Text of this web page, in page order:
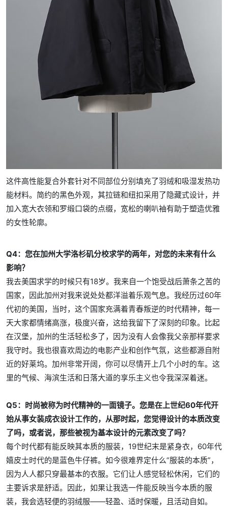
这件高性能复合外套针对不同部位分别填充了羽绒和吸湿发热功
能材料。简约的黑色外观，其拉链和纽扣采用了隐藏式设计，并
加入宽大衣领和罗缎口袋的点缀，宽松的喇叭袖有助于塑造优雅
的女性轮廓。
Q4：您在加州大学洛杉矶分校求学的两年，对您的未来有什么
影响？
我去美国求学的时候只有18岁。我来自一个饱受战后萧条之苦的
国家，因此加州对我来说处处都洋溢着乐观气息。我经历过60年
代初的美国，当时，这个国家充满着青春叛逆的时代精神，每一
天大家都情绪高涨，极度兴奋，这给我留下了深刻的印象。比起
在汉堡，加州的生活轻松多了，因为没有人会像我父亲那样要求
我守时。我也很喜欢周边的电影产业和创作气氛，这些都源自附
近的好莱坞。加州非常开阔，你可以尽情开上几个小时的车。这
里的气候、海滨生活和日落大道的享乐主义也令我深深着迷。
Q5：时尚被称为时代精神的一面镜子。您是在上世纪60年代开
始从事女装成衣设计工作的，从那时起，您觉得设计的本质改变
了吗，或者说，那些被视为基本设计的元素改变了吗？
每个时代都有能反映其本质的服装，19世纪末是紧身衣，60年代
嬉皮士时代的是蓝色牛仔裤。如今很难界定什么“服装的本质”，
因为人人都只穿最基本的衣服。它们让人感觉轻松休闲，它们的
主要诉求是舒适。因此，如果让我选一件能反映当今本质的服
装，我会选轻便的羽绒服——轻盈、适时保暖，且活动自如。